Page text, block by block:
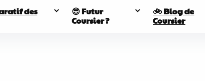
des
😎 Futur
Coursier ?
🚲 Blog de
Coursier